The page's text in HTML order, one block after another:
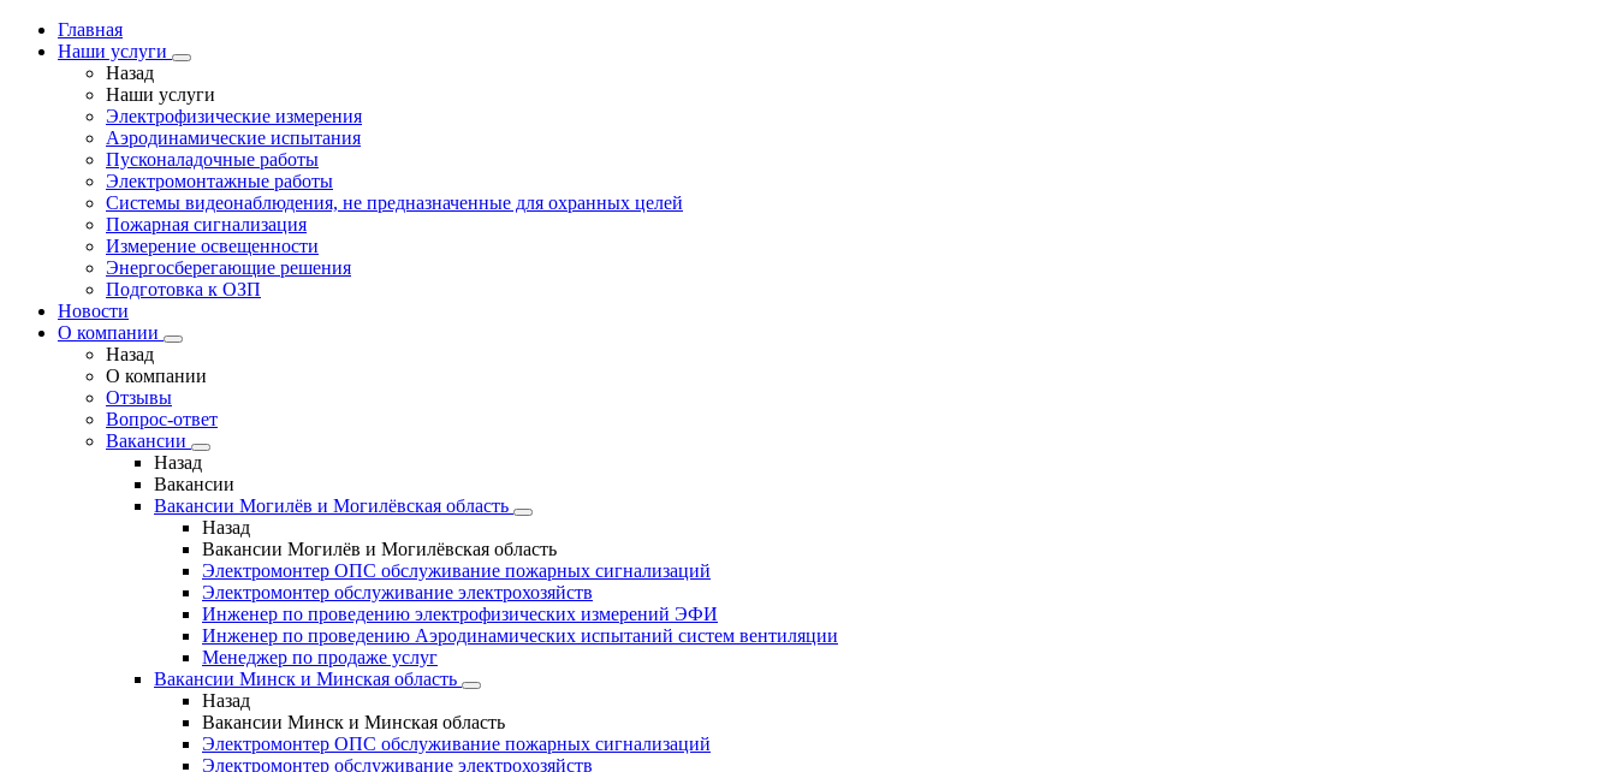
Главная
Наши услуги
Назад
Наши услуги
Электрофизические измерения
Аэродинамические испытания
Пусконаладочные работы
Электромонтажные работы
Системы видеонаблюдения, не предназначенные для охранных целей
Пожарная сигнализация
Измерение освещенности
Энергосберегающие решения
Подготовка к ОЗП
Новости
О компании
Назад
О компании
Отзывы
Вопрос-ответ
Вакансии
Назад
Вакансии
Вакансии Могилёв и Могилёвская область
Назад
Вакансии Могилёв и Могилёвская область
Электромонтер ОПС обслуживание пожарных сигнализаций
Электромонтер обслуживание электрохозяйств
Инженер по проведению электрофизических измерений ЭФИ
Инженер по проведению Аэродинамических испытаний систем вентиляции
Менеджер по продаже услуг
Вакансии Минск и Минская область
Назад
Вакансии Минск и Минская область
Электромонтер ОПС обслуживание пожарных сигнализаций
Электромонтер обслуживание электрохозяйств